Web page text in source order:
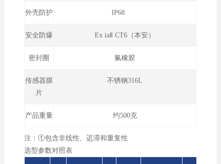
外壳防护 IP68
安全防爆 Ex iaⅡ CT6（本安）
密封圈 氟橡胶
传感器膜
片
不锈钢316L
产品重量 约500克
注：①包含非线性、迟滞和重复性
选型参数对照表